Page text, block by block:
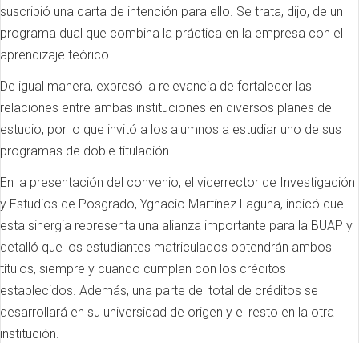
suscribió una carta de intención para ello. Se trata, dijo, de un
programa dual que combina la práctica en la empresa con el
aprendizaje teórico.
De igual manera, expresó la relevancia de fortalecer las
relaciones entre ambas instituciones en diversos planes de
estudio, por lo que invitó a los alumnos a estudiar uno de sus
programas de doble titulación.
En la presentación del convenio, el vicerrector de Investigación
y Estudios de Posgrado, Ygnacio Martínez Laguna, indicó que
esta sinergia representa una alianza importante para la BUAP y
detalló que los estudiantes matriculados obtendrán ambos
títulos, siempre y cuando cumplan con los créditos
establecidos. Además, una parte del total de créditos se
desarrollará en su universidad de origen y el resto en la otra
institución.